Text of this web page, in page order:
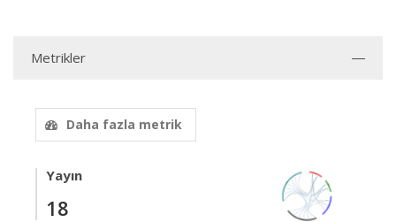
Metrikler
Daha fazla metrik
Yayın
18